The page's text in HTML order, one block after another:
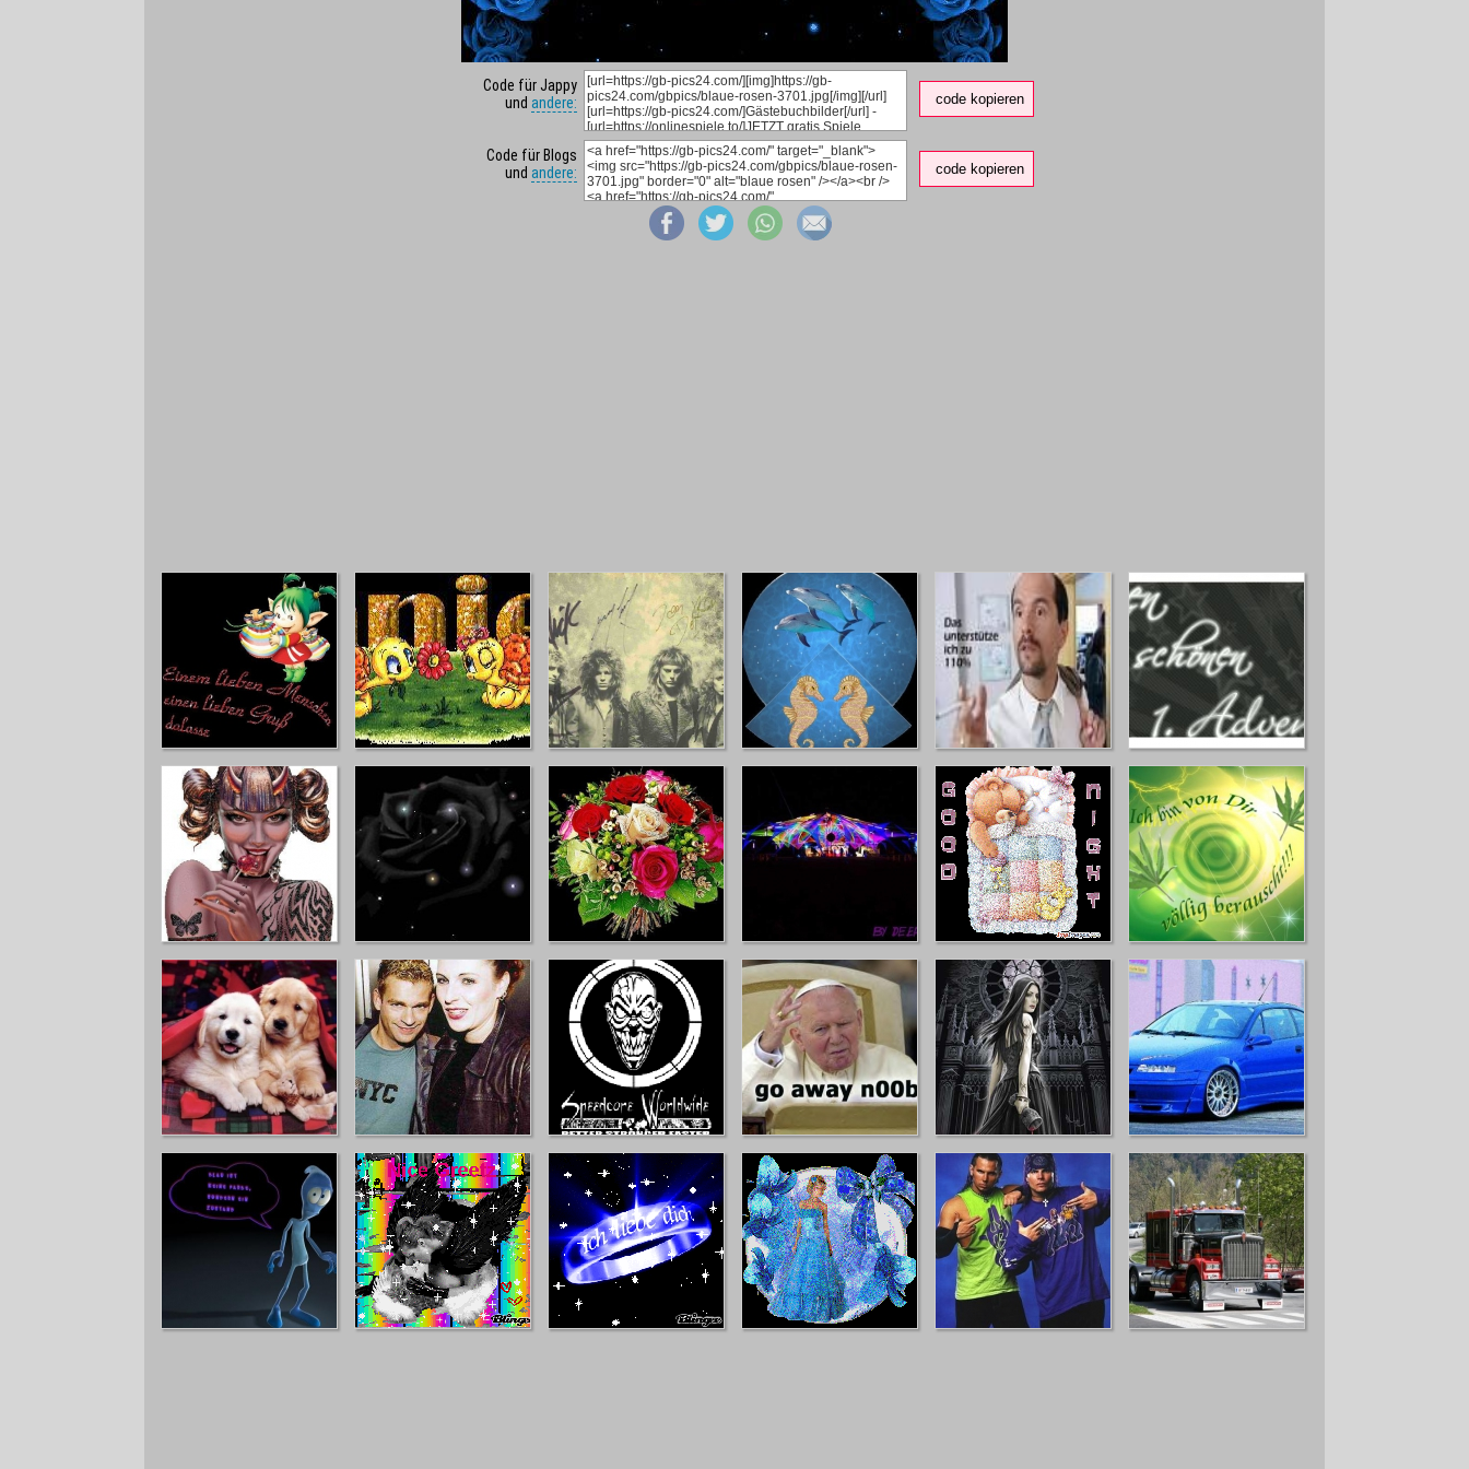
Code für Jappy
und andere: code kopieren
Code für Blogs
und andere: code kopieren